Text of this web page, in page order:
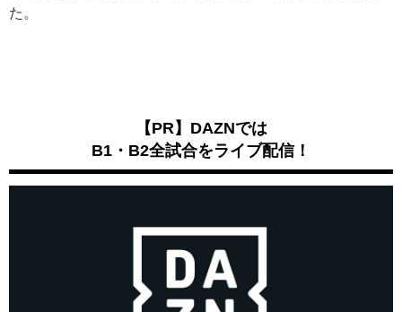
た。
【PR】DAZNでは
B1・B2全試合をライブ配信！